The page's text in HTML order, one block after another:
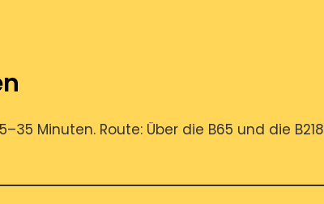
Minuten. Route: Über die B65 und die B218